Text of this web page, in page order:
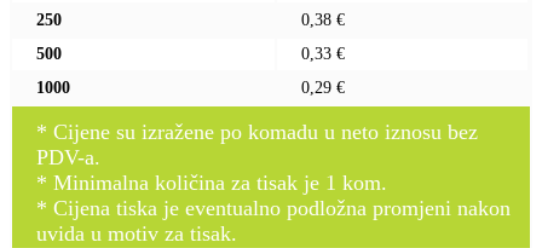
250
0,38 €
500
0,33 €
1000
0,29 €
* Cijene su izražene po komadu u neto iznosu bez
PDV-a.
* Minimalna količina za tisak je 1 kom.
* Cijena tiska je eventualno podložna promjeni nakon
uvida u motiv za tisak.